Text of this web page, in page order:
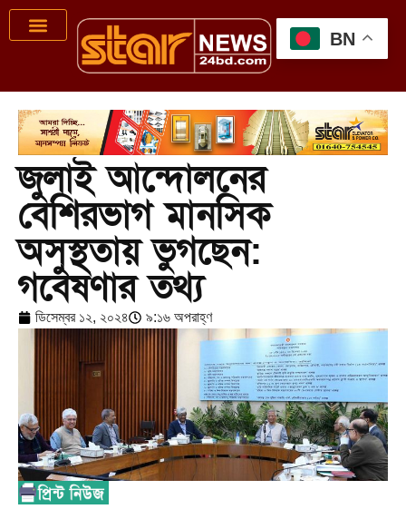
জুলাই আন্দোলনের
বেশিরভাগ মানসিক
অসুস্থতায় ভুগছেন:
গবেষণার তথ্য
ডিসেম্বর ১২, ২০২৪ ৯:১৬ অপরাহ্ণ
BN